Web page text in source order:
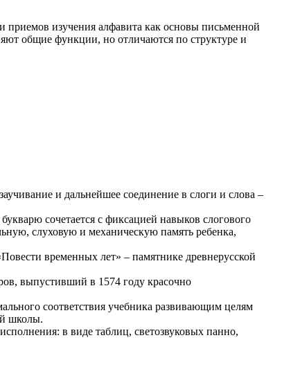
приемов изучения алфавита как основы письменной
общие функции, но отличаются по структуре и
и дальнейшее соединение в слоги и слова –
сочетается с фиксацией навыков слогового
слуховую и механическую память ребенка,
временных лет» – памятнике древнерусской
выпустивший в 1574 году красочно
соответствия учебника развивающим целям
школы.
в виде таблиц, светозвуковых панно,